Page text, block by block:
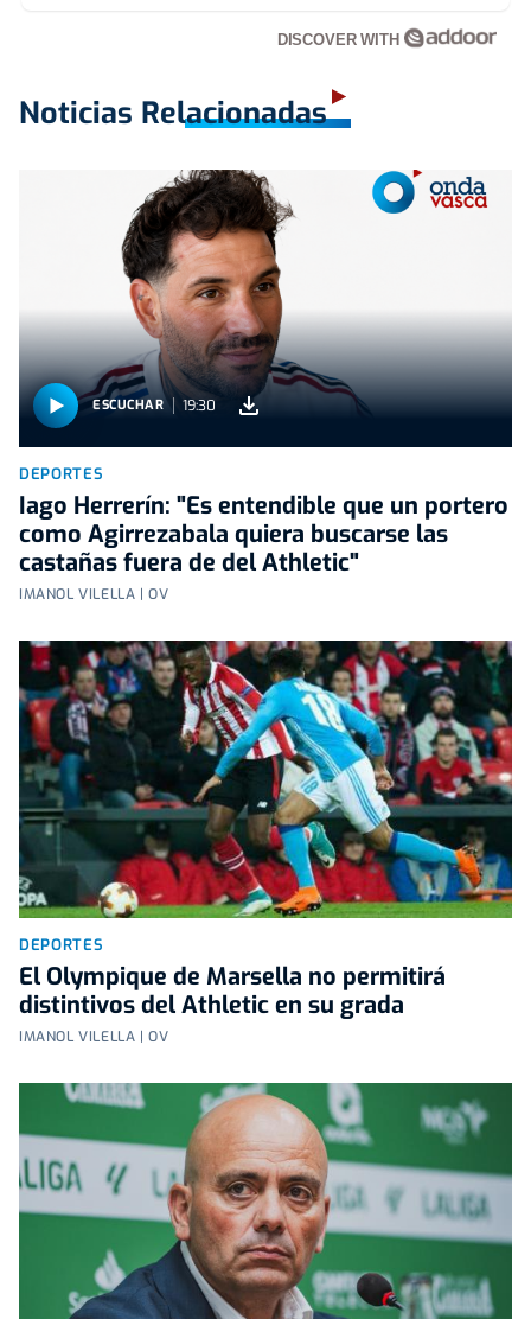
DISCOVER WITH
Noticias Relacionadas
ESCUCHAR 19:30
DEPORTES
Iago Herrerín: "Es entendible que un portero
como Agirrezabala quiera buscarse las
castañas fuera de del Athletic"
IMANOL VILELLA | OV
DEPORTES
El Olympique de Marsella no permitirá
distintivos del Athletic en su grada
IMANOL VILELLA | OV